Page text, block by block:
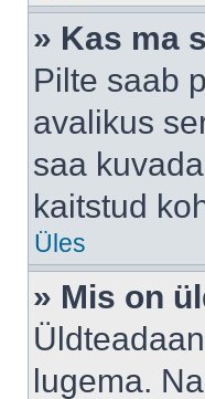
» Kas ma
Pilte saab
avalikus
saa
kaitstud
Üles
» Mis on
lugema.